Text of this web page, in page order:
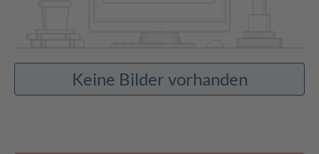
Keine Bilder vorhanden